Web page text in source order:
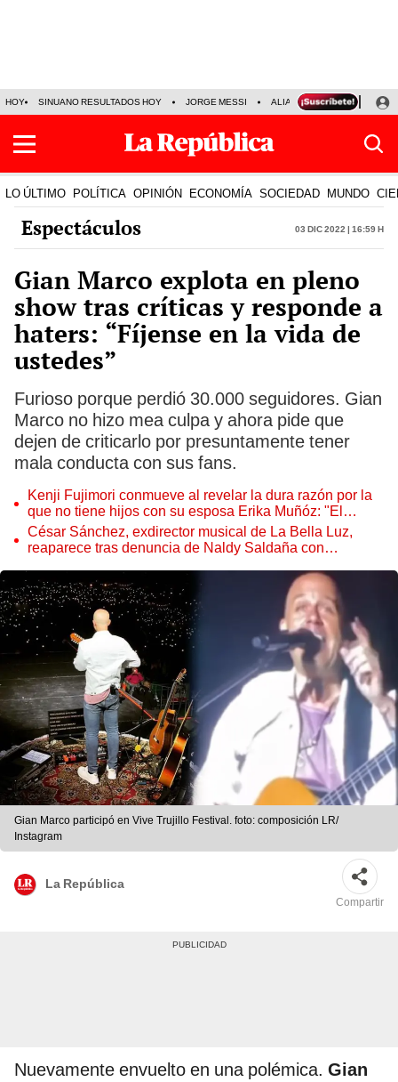
HOY SINUANO RESULTADOS HOY JORGE MESSI ALIANZA LIMA VS SPORT
LO ÚLTIMO POLÍTICA OPINIÓN ECONOMÍA SOCIEDAD MUNDO
Espectáculos 03 Dic 2022 | 16:59 h
Gian Marco explota en pleno
show tras críticas y responde a
haters: “Fíjense en la vida de
ustedes”
Furioso porque perdió 30.000 seguidores. Gian
Marco no hizo mea culpa y ahora pide que
dejen de criticarlo por presuntamente tener
mala conducta con sus fans.
Kenji Fujimori conmueve al revelar la dura razón por la
que no tiene hijos con su esposa Erika Muñóz: "El
proceso judicial"
César Sánchez, exdirector musical de La Bella Luz,
reaparece tras denuncia de Naldy Saldaña con
Gian Marco participó en Vive Trujillo Festival. foto: composición LR/
Instagram
La República
Compartir
Nuevamente envuelto en una polémica. Gian